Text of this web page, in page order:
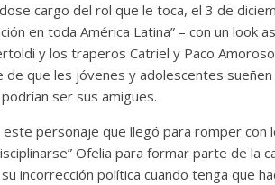
cargo del rol que le toca, el 3 de
en toda América Latina” – con un look
y los traperos Catriel y Paco
que les jóvenes y adolescentes
ser sus amigues.
personaje que llegó para romper con
Ofelia para formar parte de la
incorrección política cuando tenga que